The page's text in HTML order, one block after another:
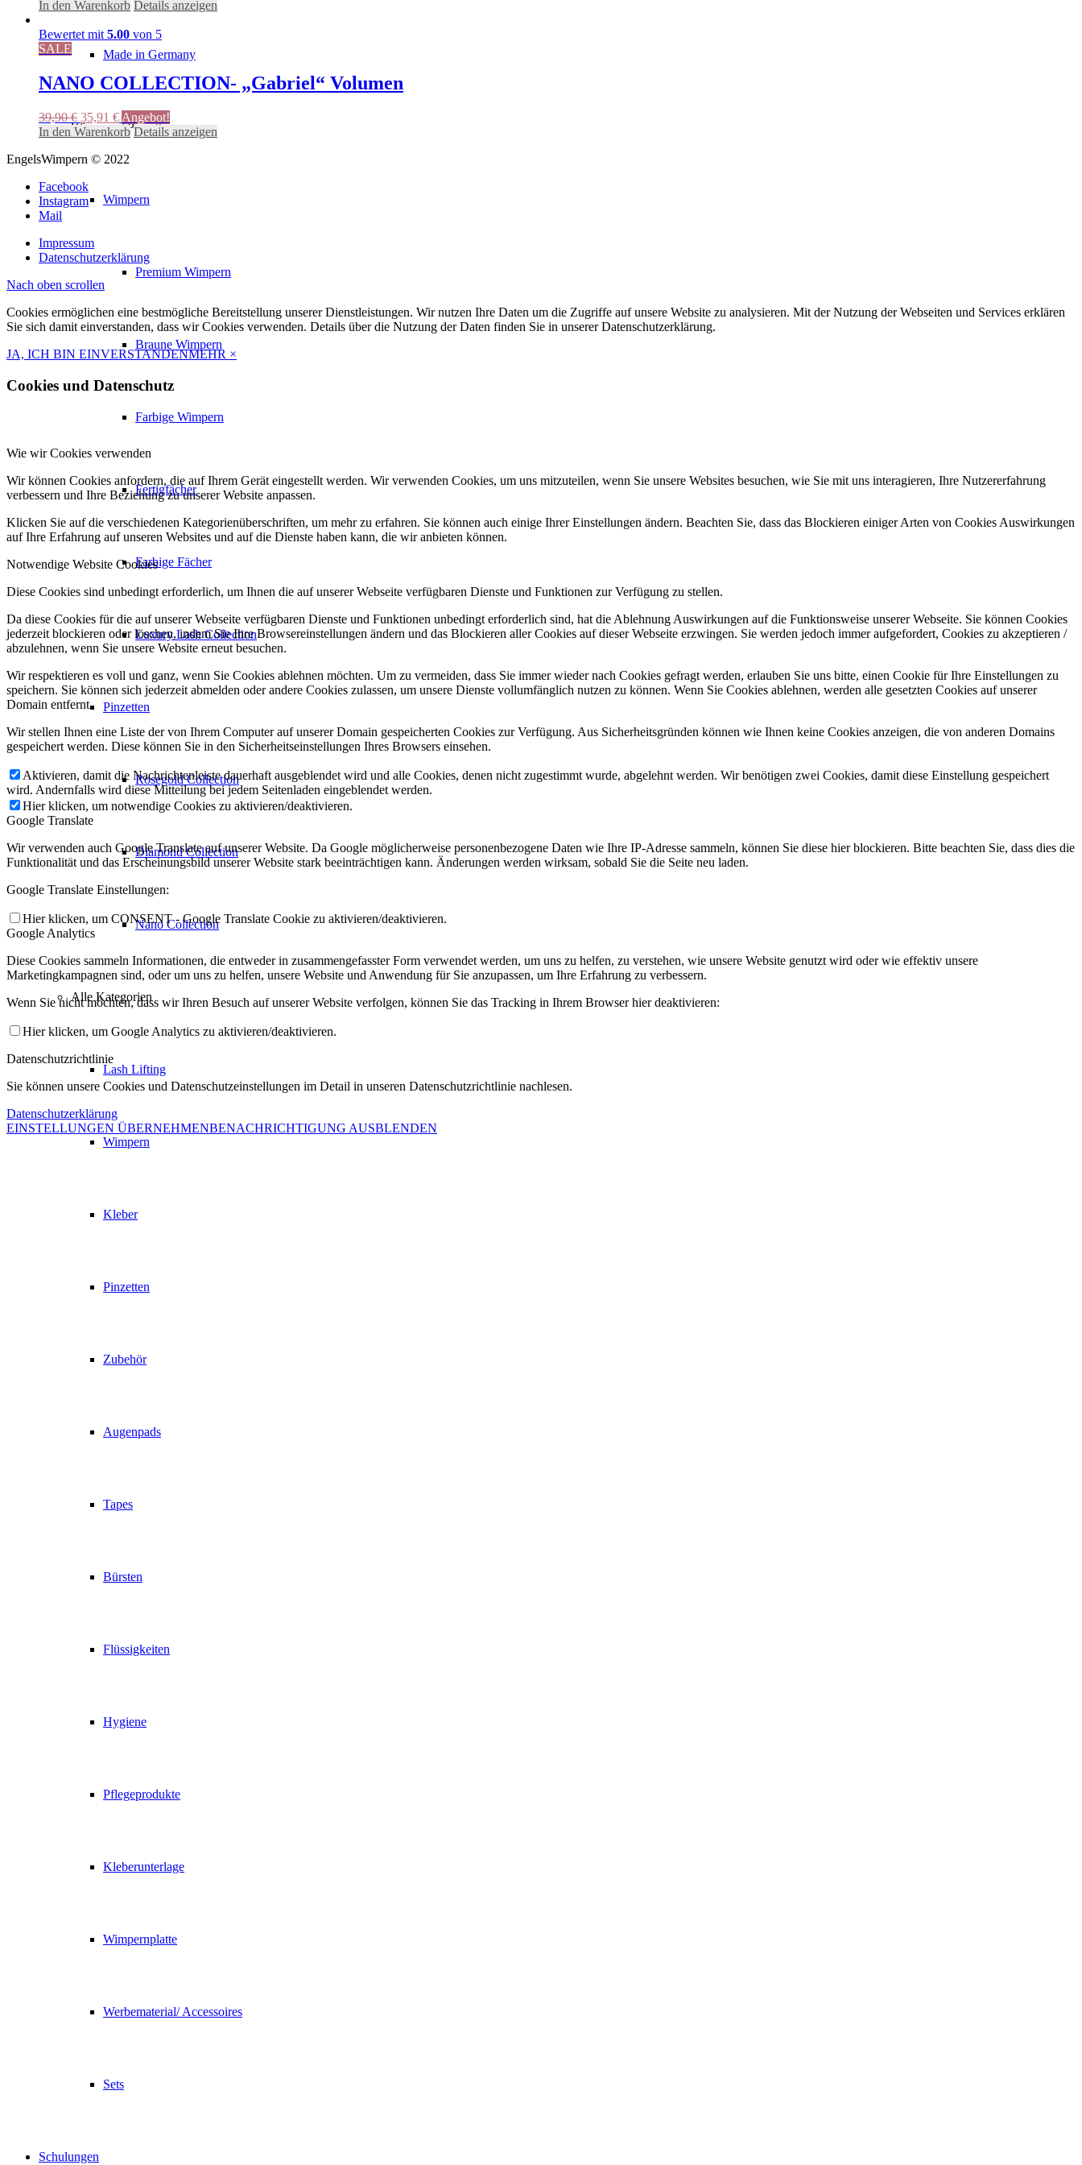
Made in Germany
Wimpern / Pinzetten
Wimpern
Premium Wimpern
Braune Wimpern
Farbige Wimpern
Fertigfächer
Farbige Fächer
Luxury Lash Collection
Pinzetten
Rosegold Collection
Diamond Collection
Nano Collection
Alle Kategorien
Lash Lifting
Wimpern
Kleber
Pinzetten
Zubehör
Augenpads
Tapes
Bürsten
Flüssigkeiten
Hygiene
Pflegeprodukte
Kleberunterlage
Wimpernplatte
Werbematerial/ Accessoires
Sets
Schulungen
Preis
39,90 €
Preis
35,91 €.
In den Warenkorb Details anzeigen
Bewertet mit 5.00 von 5
SALE
NANO COLLECTION- „Gabriel“ Volumen
39,90€ Ursprünglicher
Preis
39,90 €
35,91 €Aktueller
Preis
35,91 €.
Angebot!
In den Warenkorb Details anzeigen
EngelsWimpern © 2022
Facebook
Instagram
Mail
Impressum
Datenschutzerklärung
Nach oben scrollen
Cookies ermöglichen eine bestmögliche Bereitstellung unserer Dienstleistungen. Wir nutzen Ihre Daten um die Zugriffe auf unsere Website zu analysieren. Mit der Nutzung der Webseiten und Services erklären
Sie sich damit einverstanden, dass wir Cookies verwenden. Details über die Nutzung der Daten finden Sie in unserer Datenschutzerklärung.
JA, ICH BIN EINVERSTANDENMEHR ×
Cookies und Datenschutz
Wie wir Cookies verwenden
Wir können Cookies anfordern, die auf Ihrem Gerät eingestellt werden. Wir verwenden Cookies, um uns mitzuteilen, wenn Sie unsere Websites besuchen, wie Sie mit uns interagieren, Ihre Nutzererfahrung
verbessern und Ihre Beziehung zu unserer Website anpassen.
Klicken Sie auf die verschiedenen Kategorienüberschriften, um mehr zu erfahren. Sie können auch einige Ihrer Einstellungen ändern. Beachten Sie, dass das Blockieren einiger Arten von Cookies Auswirkungen
auf Ihre Erfahrung auf unseren Websites und auf die Dienste haben kann, die wir anbieten können.
Notwendige Website Cookies
Diese Cookies sind unbedingt erforderlich, um Ihnen die auf unserer Webseite verfügbaren Dienste und Funktionen zur Verfügung zu stellen.
Da diese Cookies für die auf unserer Webseite verfügbaren Dienste und Funktionen unbedingt erforderlich sind, hat die Ablehnung Auswirkungen auf die Funktionsweise unserer Webseite. Sie können Cookies
jederzeit blockieren oder löschen, indem Sie Ihre Browsereinstellungen ändern und das Blockieren aller Cookies auf dieser Webseite erzwingen. Sie werden jedoch immer aufgefordert, Cookies zu akzeptieren /
abzulehnen, wenn Sie unsere Website erneut besuchen.
Wir respektieren es voll und ganz, wenn Sie Cookies ablehnen möchten. Um zu vermeiden, dass Sie immer wieder nach Cookies gefragt werden, erlauben Sie uns bitte, einen Cookie für Ihre Einstellungen zu
speichern. Sie können sich jederzeit abmelden oder andere Cookies zulassen, um unsere Dienste vollumfänglich nutzen zu können. Wenn Sie Cookies ablehnen, werden alle gesetzten Cookies auf unserer
Domain entfernt.
Wir stellen Ihnen eine Liste der von Ihrem Computer auf unserer Domain gespeicherten Cookies zur Verfügung. Aus Sicherheitsgründen können wie Ihnen keine Cookies anzeigen, die von anderen Domains
gespeichert werden. Diese können Sie in den Sicherheitseinstellungen Ihres Browsers einsehen.
Aktivieren, damit die Nachrichtenleiste dauerhaft ausgeblendet wird und alle Cookies, denen nicht zugestimmt wurde, abgelehnt werden. Wir benötigen zwei Cookies, damit diese Einstellung gespeichert
wird. Andernfalls wird diese Mitteilung bei jedem Seitenladen eingeblendet werden.
Hier klicken, um notwendige Cookies zu aktivieren/deaktivieren.
Google Translate
Wir verwenden auch Google Translate auf unserer Website. Da Google möglicherweise personenbezogene Daten wie Ihre IP-Adresse sammeln, können Sie diese hier blockieren. Bitte beachten Sie, dass dies die
Funktionalität und das Erscheinungsbild unserer Website stark beeinträchtigen kann. Änderungen werden wirksam, sobald Sie die Seite neu laden.
Google Translate Einstellungen:
Hier klicken, um CONSENT - Google Translate Cookie zu aktivieren/deaktivieren.
Google Analytics
Diese Cookies sammeln Informationen, die entweder in zusammengefasster Form verwendet werden, um uns zu helfen, zu verstehen, wie unsere Website genutzt wird oder wie effektiv unsere
Marketingkampagnen sind, oder um uns zu helfen, unsere Website und Anwendung für Sie anzupassen, um Ihre Erfahrung zu verbessern.
Wenn Sie nicht möchten, dass wir Ihren Besuch auf unserer Website verfolgen, können Sie das Tracking in Ihrem Browser hier deaktivieren:
Hier klicken, um Google Analytics zu aktivieren/deaktivieren.
Datenschutzrichtlinie
Sie können unsere Cookies und Datenschutzeinstellungen im Detail in unseren Datenschutzrichtlinie nachlesen.
Datenschutzerklärung
EINSTELLUNGEN ÜBERNEHMENBENACHRICHTIGUNG AUSBLENDEN